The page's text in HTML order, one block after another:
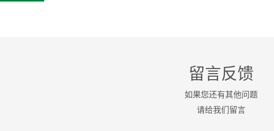
留言反馈
如果您还有其他问题
请给我们留言